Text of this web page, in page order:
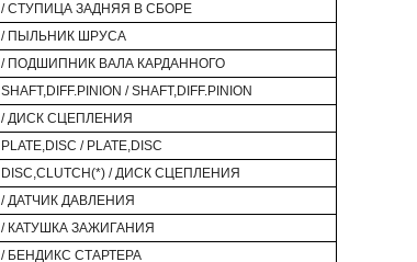
/ СТУПИЦА ЗАДНЯЯ В СБОРЕ
/ ПЫЛЬНИК ШРУСА
/ ПОДШИПНИК ВАЛА КАРДАННОГО
SHAFT,DIFF.PINION / SHAFT,DIFF.PINION
/ ДИСК СЦЕПЛЕНИЯ
PLATE,DISC / PLATE,DISC
DISC,CLUTCH(*) / ДИСК СЦЕПЛЕНИЯ
/ ДАТЧИК ДАВЛЕНИЯ
/ КАТУШКА ЗАЖИГАНИЯ
/ БЕНДИКС СТАРТЕРА